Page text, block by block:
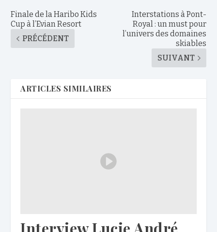
Finale de la Haribo Kids
Cup à l’Evian Resort
PRÉCÉDENT
Interstations à Pont-
Royal : un must pour
l’univers des domaines
skiables
SUIVANT
ARTICLES SIMILAIRES